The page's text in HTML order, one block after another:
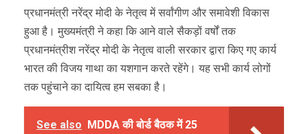
प्रधानमंत्री नरेंद्र मोदी के नेतृत्व में सर्वांगीण और समावेशी विकास
हुआ है। मुख्यमंत्री ने कहा कि आने वाले सैकड़ों वर्षों तक
प्रधानमंत्रीश नरेंद्र मोदी के नेतृत्व वाली सरकार द्वारा किए गए कार्य
भारत की विजय गाथा का यशगान करते रहेंगे। यह सभी कार्य लोगों
तक पहुंचाने का दायित्व हम सबका है।
See also MDDA की बोर्ड बैठक में 25